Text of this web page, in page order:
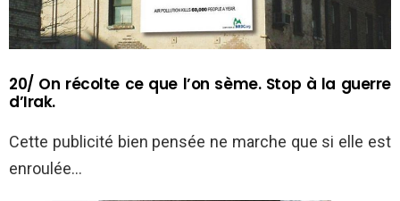
20/ On récolte ce que l’on sème. Stop à la guerre
d’Irak.
Cette publicité bien pensée ne marche que si elle est
enroulée…